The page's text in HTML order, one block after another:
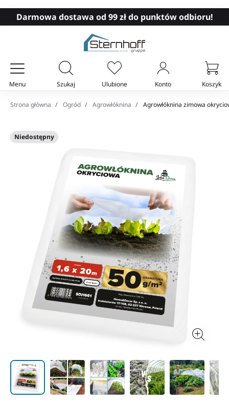
Darmowa dostawa od 99 zł do punktów odbioru!
Menu Szukaj Ulubione Konto Koszyk
Twój koszyk
Strona główna Ogród Agrowłóknina Agrowłóknina zimowa
Niedostępny